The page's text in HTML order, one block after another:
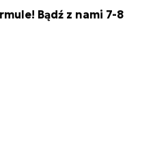
Bądź z nami 7-8